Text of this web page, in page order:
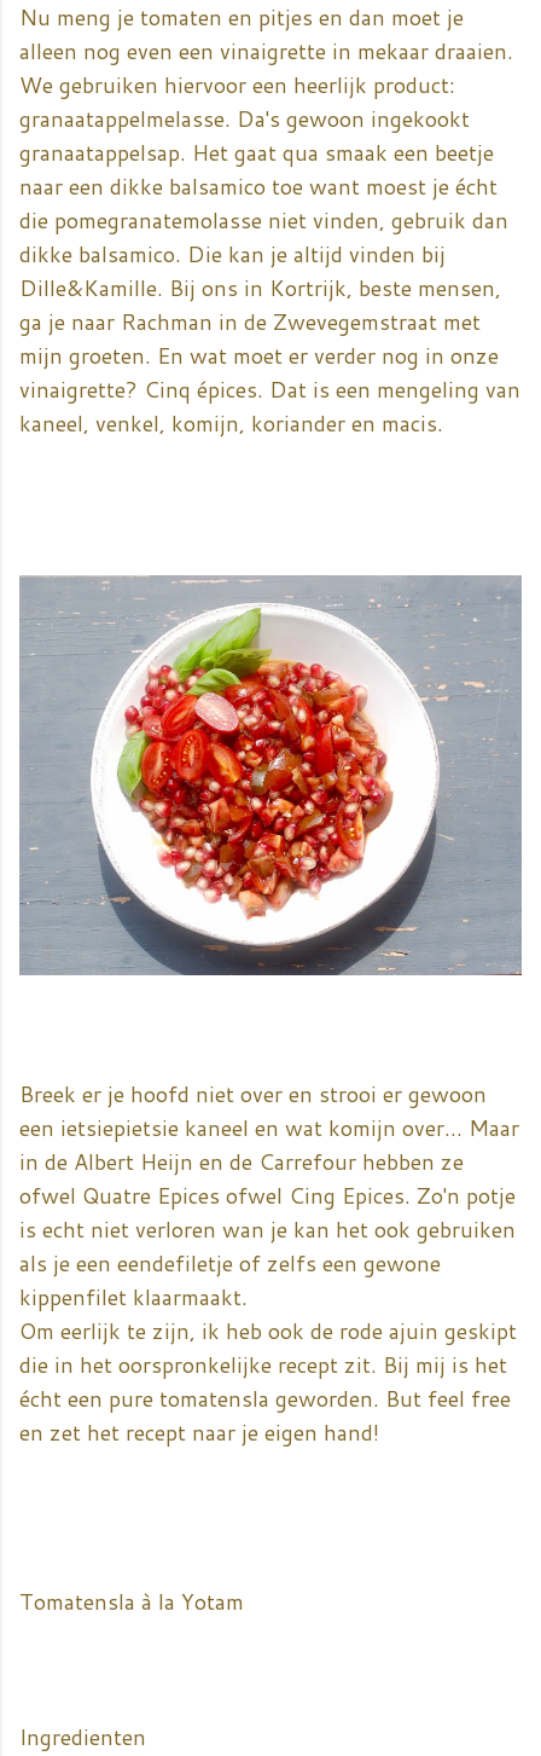
Nu meng je tomaten en pitjes en dan moet je
alleen nog even een vinaigrette in mekaar draaien.
We gebruiken hiervoor een heerlijk product:
granaatappelmelasse. Da's gewoon ingekookt
granaatappelsap. Het gaat qua smaak een beetje
naar een dikke balsamico toe want moest je écht
die pomegranatemolasse niet vinden, gebruik dan
dikke balsamico. Die kan je altijd vinden bij
Dille&Kamille. Bij ons in Kortrijk, beste mensen,
ga je naar Rachman in de Zwevegemstraat met
mijn groeten. En wat moet er verder nog in onze
vinaigrette? Cinq épices. Dat is een mengeling van
kaneel, venkel, komijn, koriander en macis.
Breek er je hoofd niet over en strooi er gewoon
een ietsiepietsie kaneel en wat komijn over... Maar
in de Albert Heijn en de Carrefour hebben ze
ofwel Quatre Epices ofwel Cing Epices. Zo'n potje
is echt niet verloren wan je kan het ook gebruiken
als je een eendefiletje of zelfs een gewone
kippenfilet klaarmaakt.
Om eerlijk te zijn, ik heb ook de rode ajuin geskipt
die in het oorspronkelijke recept zit. Bij mij is het
écht een pure tomatensla geworden. But feel free
en zet het recept naar je eigen hand!
Tomatensla à la Yotam
Ingredienten